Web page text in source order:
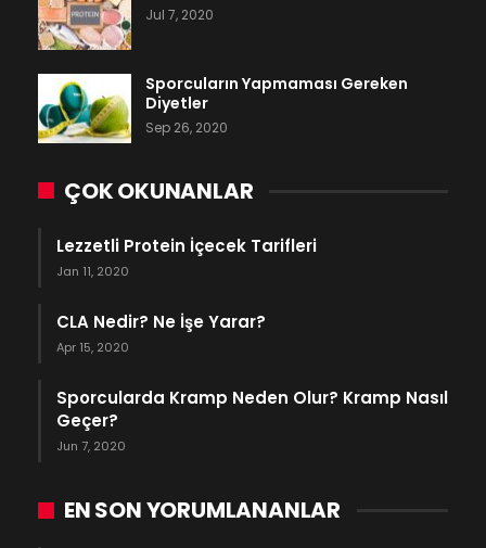
Jul 7, 2020
Sporcuların Yapmaması Gereken
Diyetler
Sep 26, 2020
ÇOK OKUNANLAR
Lezzetli Protein İçecek Tarifleri
Jan 11, 2020
CLA Nedir? Ne İşe Yarar?
Apr 15, 2020
Sporcularda Kramp Neden Olur? Kramp Nasıl
Geçer?
Jun 7, 2020
EN SON YORUMLANANLAR